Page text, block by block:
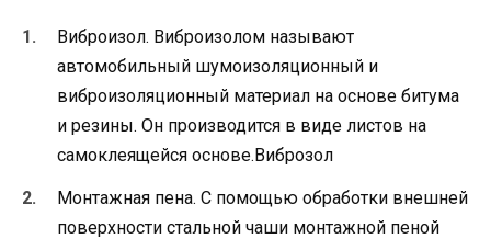
Виброизол. Виброизолом называют
автомобильный шумоизоляционный и
виброизоляционный материал на основе битума
и резины. Он производится в виде листов на
самоклеящейся основе.Виброзол
Монтажная пена. С помощью обработки внешней
поверхности стальной чаши монтажной пеной